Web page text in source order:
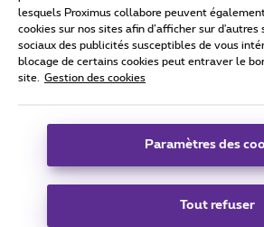
Tous droits réservés. © 2026 Proximus
Conditions générales, info consommateur
Coordonnées de l’entreprise
Boulevard du Roi Albert II 27 - B-1030
lesquels Proximus collabore peuvent
cookies sur nos sites afin d’afficher sur d'autres
sociaux des publicités susceptibles de vous
blocage de certains cookies peut entraver le
site.
Gestion des cookies
Paramètres des
Tout refuser